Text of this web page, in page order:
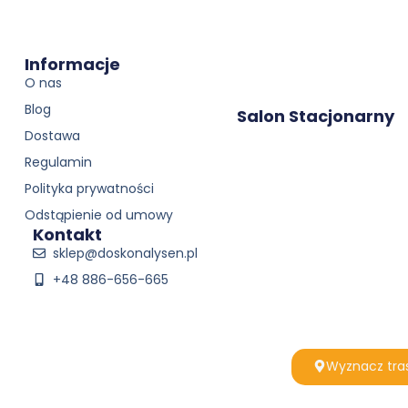
Informacje
O nas
Blog
Dostawa
Regulamin
Polityka prywatności
Odstąpienie od umowy
Kontakt
sklep@doskonalysen.pl
+48 886-656-665
Salon Stacjonarny
Wyznacz